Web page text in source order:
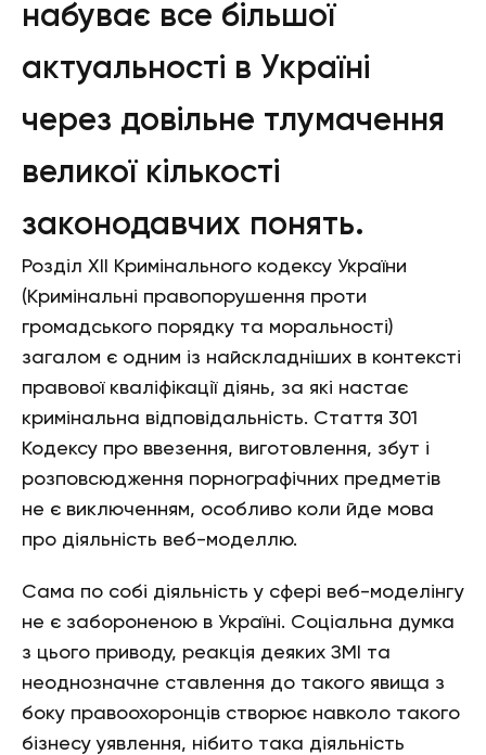
набуває все більшої
актуальності в Україні
через довільне тлумачення
великої кількості
законодавчих понять.
Розділ XII Кримінального кодексу України
(Кримінальні правопорушення проти
громадського порядку та моральності)
загалом є одним із найскладніших в контексті
правової кваліфікації діянь, за які настає
кримінальна відповідальність. Стаття 301
Кодексу про ввезення, виготовлення, збут і
розповсюдження порнографічних предметів
не є виключенням, особливо коли йде мова
про діяльність веб-моделлю.
Сама по собі діяльність у сфері веб-моделінгу
не є забороненою в Україні. Соціальна думка
з цього приводу, реакція деяких ЗМІ та
неоднозначне ставлення до такого явища з
боку правоохоронців створює навколо такого
бізнесу уявлення, нібито така діяльність